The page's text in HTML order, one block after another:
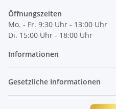
Öffnungszeiten
Mo. - Fr. 9:30 Uhr - 13:00 Uhr
Di. 15:00 Uhr - 18:00 Uhr
Informationen
Gesetzliche Informationen